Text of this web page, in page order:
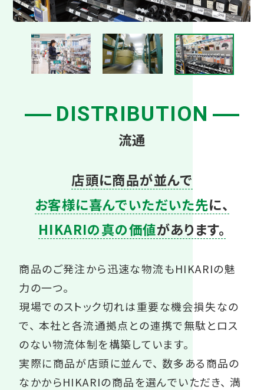
DISTRIBUTION
流通
店頭に商品が並んで
お客様に喜んでいただいた先に、
HIKARIの真の価値があります。
商品のご発注から迅速な物流もHIKARIの魅
力の一つ。
現場でのストック切れは重要な機会損失なの
で、 本社と各流通拠点との連携で無駄とロス
のない物流体制を構築しています。
実際に商品が店頭に並んで、 数多ある商品の
なかからHIKARIの商品を選んでいただき、 満